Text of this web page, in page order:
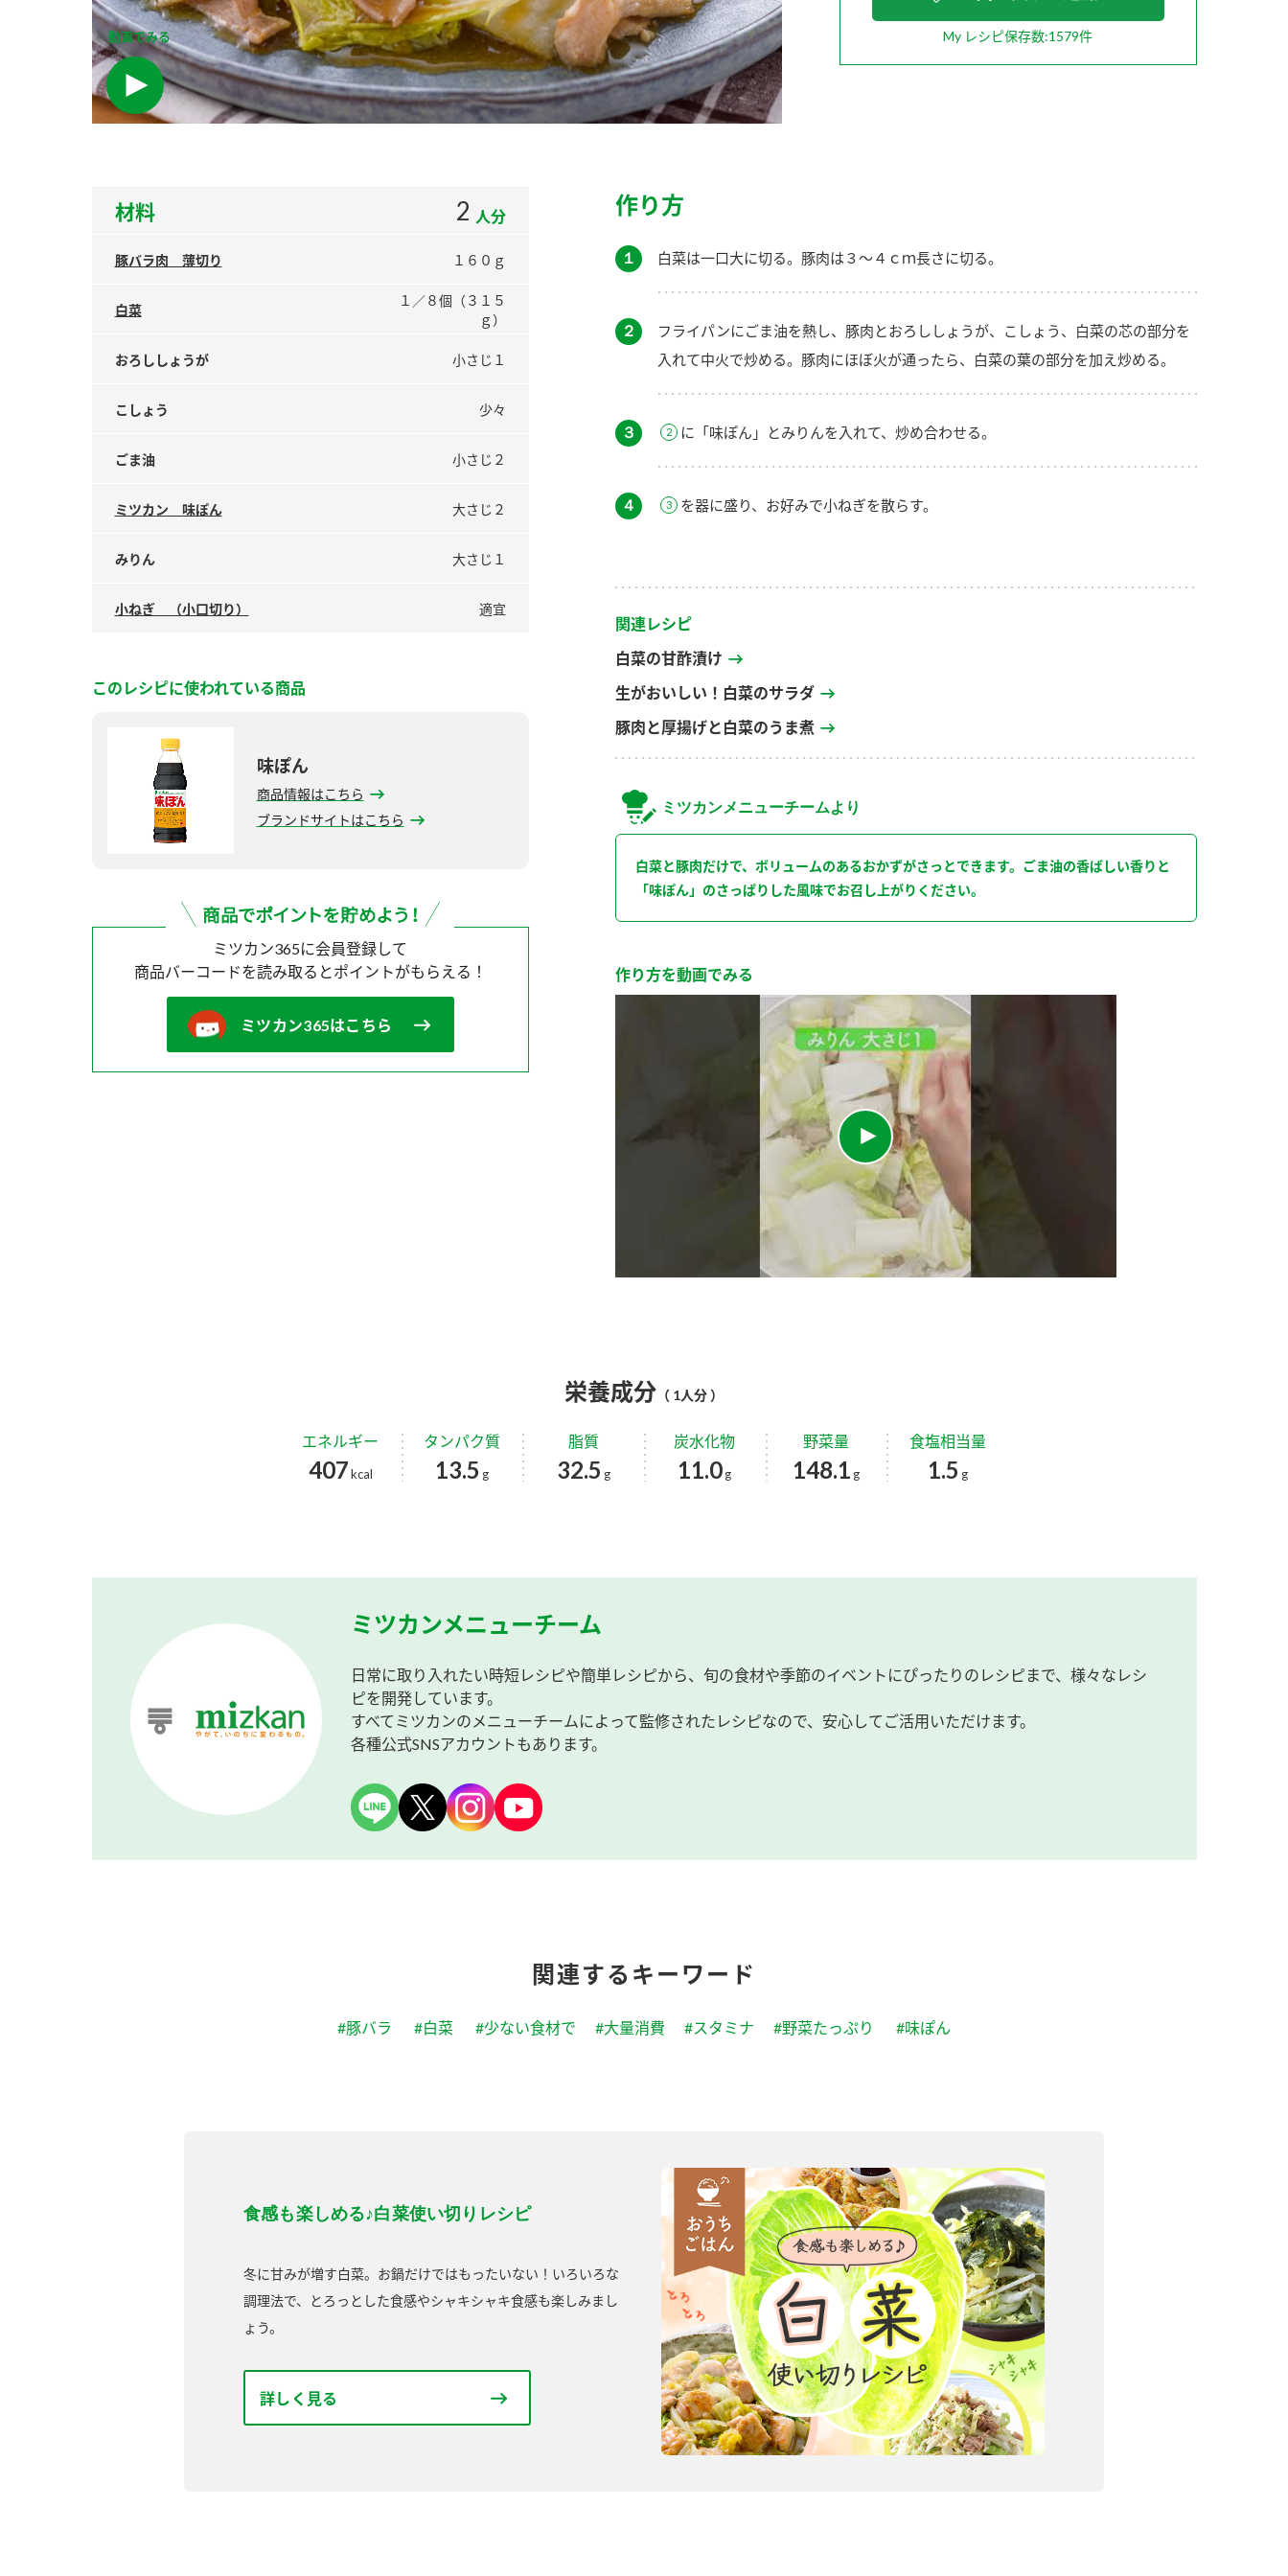
動画でみる My レシピ保存数:1579件
材料 2 人分
豚バラ肉 薄切り １６０ｇ
白菜
１／８個（３１５
ｇ）
おろししょうが 小さじ１
こしょう 少々
ごま油 小さじ２
ミツカン 味ぽん 大さじ２
みりん 大さじ１
小ねぎ （小口切り） 適宜
このレシピに使われている商品
味ぽん
商品情報はこちら
ブランドサイトはこちら
ミツカン365に会員登録して
商品バーコードを読み取ると ポイントがもらえる！
ミツカン365はこちら
作り方
１ 白菜は一口大に切る。豚肉は３～４ｃｍ長さに切る。
２
フライパンにごま油を熱し、豚肉とおろししょうが、こしょう、白菜の芯の部分を
入れて中火で炒める。豚肉にほぼ火が通ったら、白菜の葉の部分を加え炒める。
３ に「味ぽん」とみりんを入れて、炒め合わせる。
４ を器に盛り、お好みで小ねぎを散らす。
関連レシピ
白菜の甘酢漬け
生がおいしい！白菜のサラダ
豚肉と厚揚げと白菜のうま煮
ミツカンメニューチームより
白菜と豚肉だけで、ボリュームのあるおかずがさっとできます。ごま油の香ばしい香りと
「味ぽん」のさっぱりした風味でお召し上がりください。
作り方を動画でみる
栄養成分 （ 1人分 ）
エネルギー
407kcal
タンパク質
13.5 g
脂質
32.5 g
炭水化物
11.0g
野菜量
148.1 g
食塩相当量
1.5 g
ミツカンメニューチーム
日常に取り入れたい時短レシピや簡単レシピから、旬の食材や季節のイベントにぴったりのレシピまで、様々なレシ
ピを開発しています。
すべてミツカンのメニューチームによって監修されたレシピなので、安心してご活用いただけます。
各種公式SNSアカウントもあります。
関連するキーワード
#豚バラ #白菜 #少ない食材で #大量消費 #スタミナ #野菜たっぷり #味ぽん
食感も楽しめる♪白菜使い切りレシピ
冬に甘みが増す白菜。お鍋だけではもったいない！いろいろな
調理法で、とろっとした食感やシャキシャキ食感も楽しみまし
ょう。
詳しく見る